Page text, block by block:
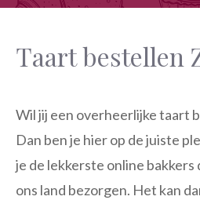
Taart bestellen
Wil jij een overheerlijke taart
Dan ben je hier op de juiste
je de lekkerste online bakkers
ons land bezorgen. Het kan